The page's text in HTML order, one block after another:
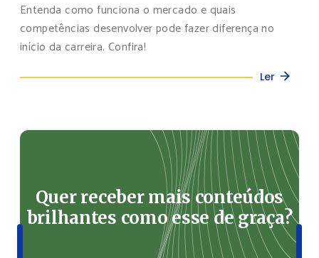
Entenda como funciona o mercado e quais
competências desenvolver pode fazer diferença no
início da carreira. Confira!
Ler
Quer receber mais conteúdos
brilhantes como esse de graça?